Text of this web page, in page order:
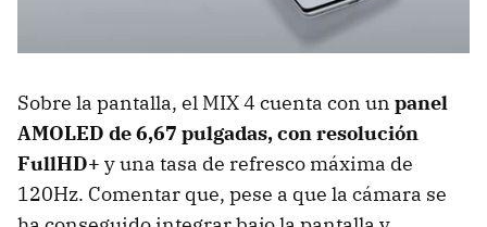
Sobre la pantalla, el MIX 4 cuenta con un panel
AMOLED de 6,67 pulgadas, con resolución
FullHD+ y una tasa de refresco máxima de
120Hz. Comentar que, pese a que la cámara se